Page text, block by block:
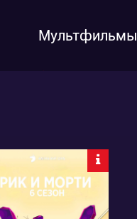
Мультфильмы